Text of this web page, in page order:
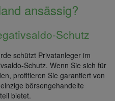
ansässig?
Schutz
schützt Privatanleger im
Schutz. Wenn Sie sich für
profitieren Sie garantiert von
börsengehandelte
bietet.